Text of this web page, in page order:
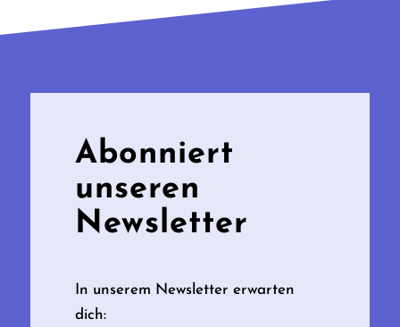
Abonniert
unseren
Newsletter
In unserem Newsletter erwarten
dich: